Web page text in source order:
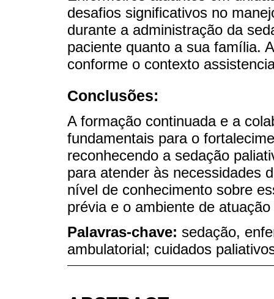
desafios significativos no
durante a administração da
paciente quanto a sua família.
conforme o contexto
Conclusões:
A formação continuada e a
fundamentais para o
reconhecendo a sedação
para atender às necessidades
nível de conhecimento sobre
prévia e o ambiente de
Palavras-chave: sedação,
ambulatorial; cuidados